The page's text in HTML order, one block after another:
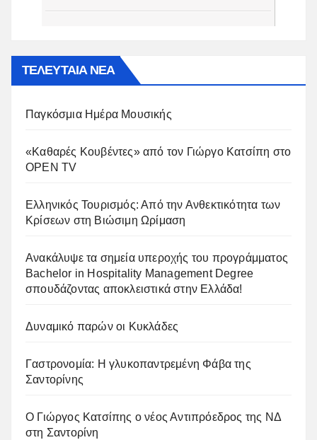
ΤΕΛΕΥΤΑΙΑ ΝΕΑ
Παγκόσμια Ημέρα Μουσικής
«Καθαρές Κουβέντες» από τον Γιώργο Κατσίπη στο
OPEN TV
Ελληνικός Τουρισμός: Από την Ανθεκτικότητα των
Κρίσεων στη Βιώσιμη Ωρίμαση
Ανακάλυψε τα σημεία υπεροχής του προγράμματος
Bachelor in Hospitality Management Degree
σπουδάζοντας αποκλειστικά στην Ελλάδα!
Δυναμικό παρών οι Κυκλάδες
Γαστρονομία: Η γλυκοπαντρεμένη Φάβα της
Σαντορίνης
Ο Γιώργος Κατσίπης ο νέος Αντιπρόεδρος της ΝΔ
στη Σαντορίνη